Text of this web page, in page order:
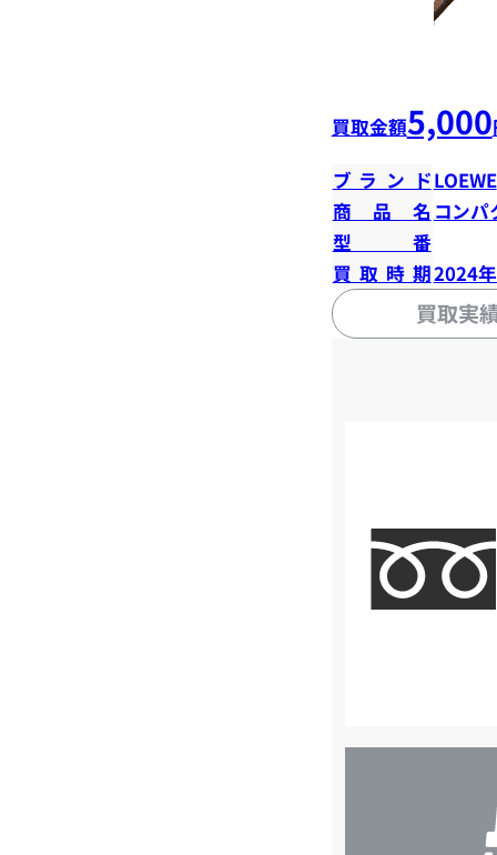
買取金額5,000
ブランドLOEWE
商品名 コンパ
型番
買取時期2024
買取実